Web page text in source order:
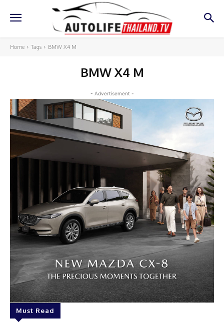
Home Tags BMW X4 M
BMW X4 M
- Advertisement -
Must Read